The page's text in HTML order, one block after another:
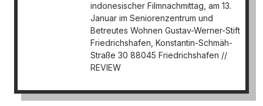
indonesischer Filmnachmittag, am 13.
Januar im Seniorenzentrum und
Betreutes Wohnen Gustav-Werner-Stift
Friedrichshafen, Konstantin-Schmäh-
Straße 30 88045 Friedrichshafen //
REVIEW